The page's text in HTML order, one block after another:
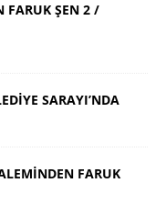
FARUK ŞEN 2 /
SARAYI’NDA
FARUK